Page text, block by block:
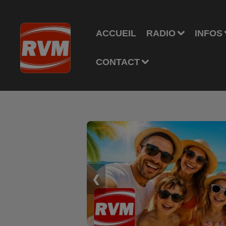
ACCUEIL RADIO INFOS
CONTACT
❮